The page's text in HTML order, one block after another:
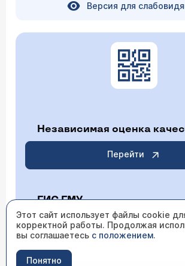
Версия для
Независимая оценка
Перейти
ГИС ГМУ
Перейти
Этот сайт использует файлы cookie
корректной работы. Продолжая
вы соглашаетесь с положением.
Понятно